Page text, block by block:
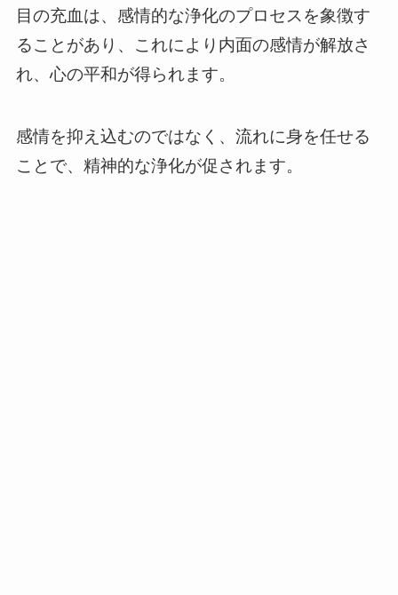
目の充血は、感情的な浄化のプロセスを象徴す
ることがあり、これにより内面の感情が解放さ
れ、心の平和が得られます。
感情を抑え込むのではなく、流れに身を任せる
ことで、精神的な浄化が促されます。